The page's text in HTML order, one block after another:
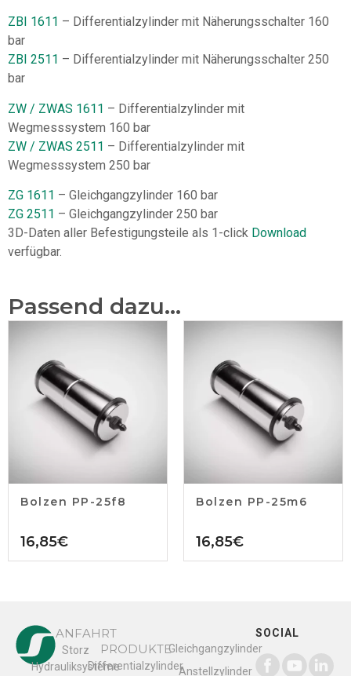
ZBI 1611 – Differentialzylinder mit Näherungsschalter 160
bar
ZBI 2511 – Differentialzylinder mit Näherungsschalter 250
bar
ZW / ZWAS 1611 – Differentialzylinder mit
Wegmesssystem 160 bar
ZW / ZWAS 2511 – Differentialzylinder mit
Wegmesssystem 250 bar
ZG 1611 – Gleichgangzylinder 160 bar
ZG 2511 – Gleichgangzylinder 250 bar
3D-Daten aller Befestigungsteile als 1-click Download
verfügbar.
Passend dazu...
Bolzen PP-25f8
16,85€
Bolzen PP-25m6
16,85€
ANFAHRT
Storz
Hydrauliksysteme
PRODUKTE
Differentialzylinder
Gleichgangzylinder
Anstellzylinder
SOCIAL